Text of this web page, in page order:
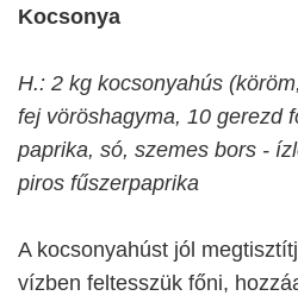
Kocsonya
H.: 2 kg kocsonyahús
fej vöröshagyma, 10 gerezd
paprika, só, szemes bors -
piros fűszerpaprika
A kocsonyahúst jól
vízben feltesszük főni,